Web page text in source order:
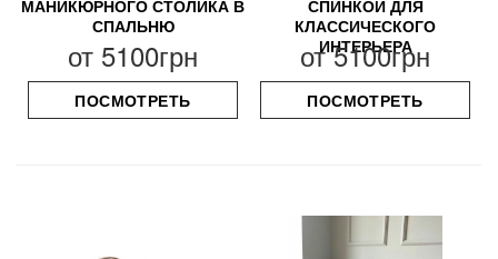
МАНИКЮРНОГО СТОЛИКА В
СПАЛЬНЮ
от 5100грн
ПОСМОТРЕТЬ
СПИНКОЙ ДЛЯ
КЛАССИЧЕСКОГО
ИНТЕРЬЕРА
от5100грн
ПОСМОТРЕТЬ